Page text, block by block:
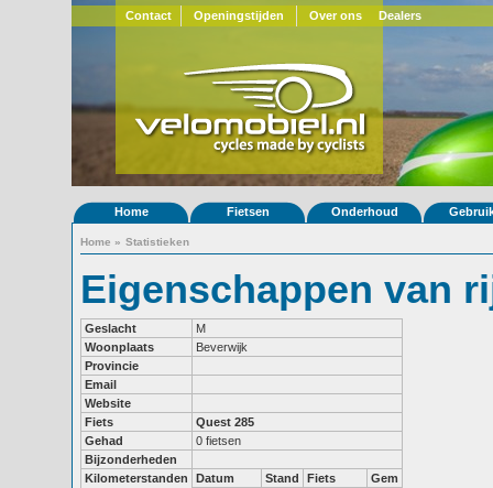
Contact Openingstijden Over ons Dealers
Home Fietsen Onderhoud
Home » Statistieken
Eigenschappen van
Geslacht
M
Woonplaats
Beverwijk
Provincie
Email
Website
Fiets
Quest 285
Gehad
0 fietsen
Bijzonderheden
Kilometerstanden
Datum Stand Fiets
Gem